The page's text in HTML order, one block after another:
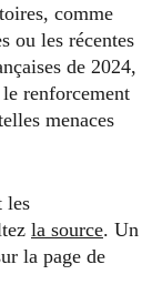
comme
ou les récentes
de 2024,
renforcement
menaces
les
la source. Un
la page de